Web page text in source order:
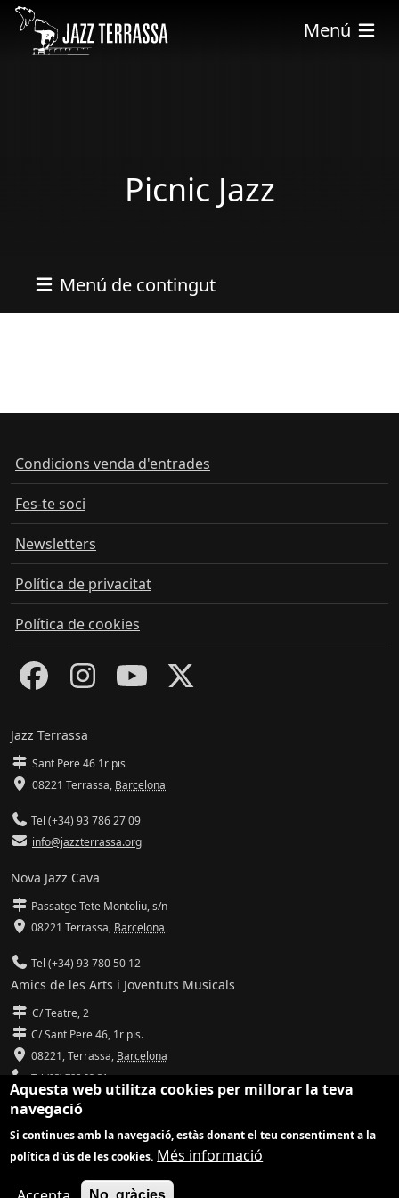
Vés al contingut
Menú
Picnic Jazz
Menú de contingut
Condicions venda d'entrades
Fes-te soci
Newsletters
Política de privacitat
Política de cookies
Jazz Terrassa
Sant Pere 46 1r pis
08221 Terrassa, Barcelona
Tel (+34) 93 786 27 09
info@jazzterrassa.org
Nova Jazz Cava
Passatge Tete Montoliu, s/n
08221 Terrassa, Barcelona
Tel (+34) 93 780 50 12
Amics de les Arts i Joventuts Musicals
C/ Teatre, 2
C/ Sant Pere 46, 1r pis.
08221,Terrassa, Barcelona
Tel (93) 785 92 31
info@amicsdelesarts-jjmm.cat
www.amicsdelesarts-jjmm.cat
Adaptació de
Aquesta web utilitza cookies per millorar la teva
navegació
Si continues amb la navegació, estàs donant el teu consentiment a la
política d'ús de les cookies. Més informació
No, gràcies